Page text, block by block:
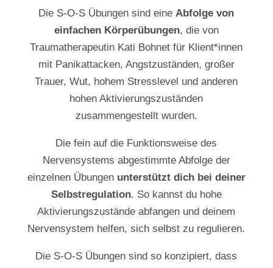
Die S-O-S Übungen sind eineAbfolge von
einfachen Körperübungen, die von
Traumatherapeutin Kati Bohnet für Klient*innen
mit Panikattacken, Angstzuständen, großer
Trauer, Wut, hohem Stresslevel und anderen
hohen Aktivierungszuständen
zusammengestellt wurden.
Die fein auf die Funktionsweise des
Nervensystems abgestimmte Abfolge der
einzelnen Übungen unterstützt dich bei deiner
Selbstregulation. So kannst du hohe
Aktivierungszustände abfangen und deinem
Nervensystem helfen, sich selbst zu regulieren.
Die S-O-S Übungen sind so konzipiert, dass